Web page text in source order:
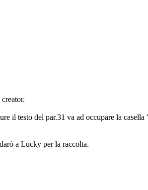
testo del par.31 va ad occupare la
a Lucky per la raccolta.